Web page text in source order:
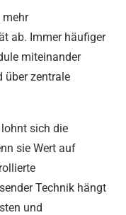
mehr
ab. Immer häufiger
miteinander
über zentrale
sich die
sie Wert auf
Technik hängt
und